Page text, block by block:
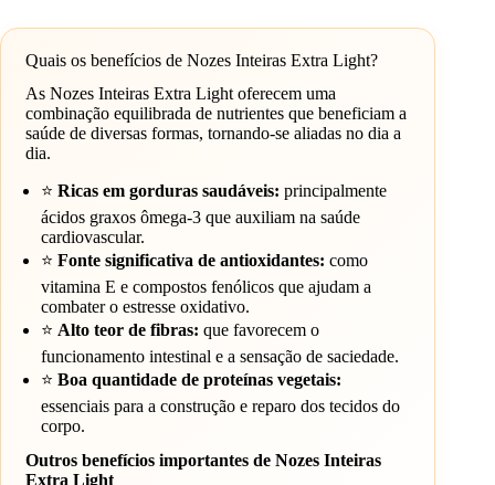
Quais os benefícios de Nozes Inteiras Extra Light?
As Nozes Inteiras Extra Light oferecem uma
combinação equilibrada de nutrientes que beneficiam a
saúde de diversas formas, tornando-se aliadas no dia a
dia.
⭐Ricas em gorduras saudáveis: principalmente
ácidos graxos ômega-3 que auxiliam na saúde
cardiovascular.
⭐Fonte significativa de antioxidantes: como
vitamina E e compostos fenólicos que ajudam a
combater o estresse oxidativo.
⭐ Alto teor de fibras: que favorecem o
funcionamento intestinal e a sensação de saciedade.
⭐Boa quantidade de proteínas vegetais:
essenciais para a construção e reparo dos tecidos do
corpo.
Outros benefícios importantes de Nozes Inteiras
Extra Light